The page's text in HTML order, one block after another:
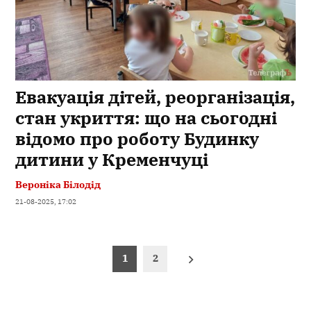
Евакуація дітей, реорганізація,
стан укриття: що на сьогодні
відомо про роботу Будинку
дитини у Кременчуці
Вероніка Білодід
21-08-2025, 17:02
1 2